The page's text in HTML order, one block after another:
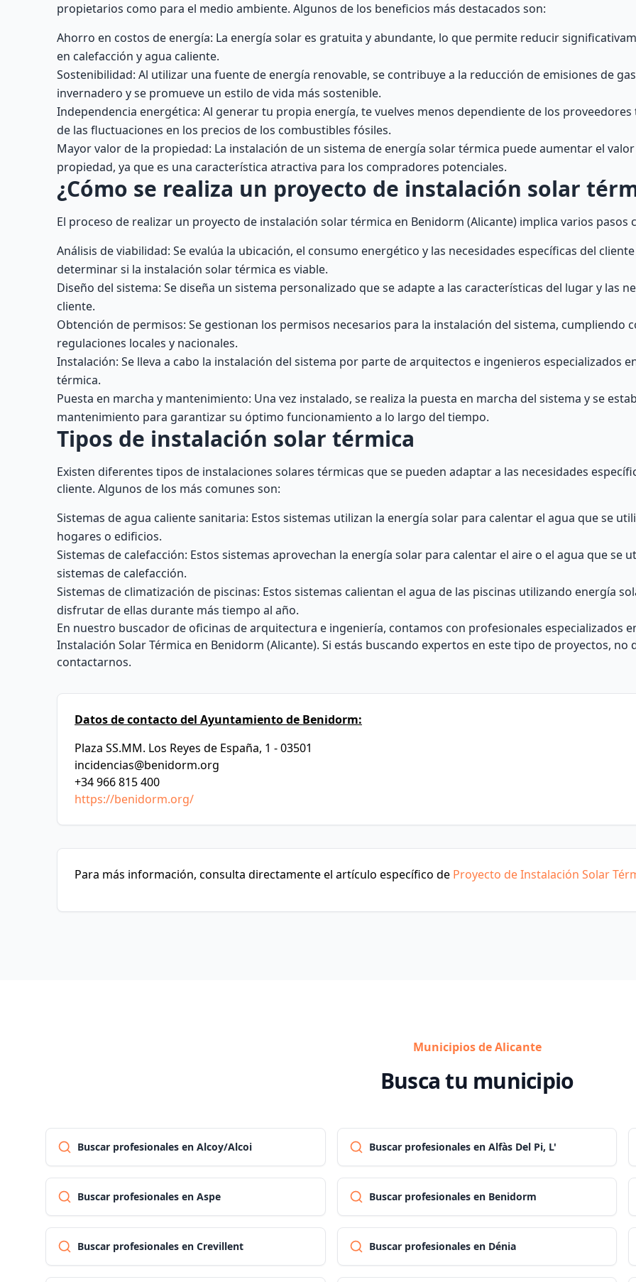
propietarios como para el medio ambiente. Algunos de los beneficios más destacados son:
Ahorro en costos de energía: La energía solar es gratuita y abundante, lo que permite reducir
en calefacción y agua caliente.
Sostenibilidad: Al utilizar una fuente de energía renovable, se contribuye a la reducción de emisiones de
invernadero y se promueve un estilo de vida más sostenible.
Independencia energética: Al generar tu propia energía, te vuelves menos dependiente de los
de las fluctuaciones en los precios de los combustibles fósiles.
Mayor valor de la propiedad: La instalación de un sistema de energía solar térmica puede aumentar el
propiedad, ya que es una característica atractiva para los compradores potenciales.
¿Cómo se realiza un proyecto de instalación solar
El proceso de realizar un proyecto de instalación solar térmica en Benidorm (Alicante) implica varios pasos
Análisis de viabilidad: Se evalúa la ubicación, el consumo energético y las necesidades específicas del
determinar si la instalación solar térmica es viable.
Diseño del sistema: Se diseña un sistema personalizado que se adapte a las características del lugar y las
cliente.
Obtención de permisos: Se gestionan los permisos necesarios para la instalación del sistema, cumpliendo
regulaciones locales y nacionales.
Instalación: Se lleva a cabo la instalación del sistema por parte de arquitectos e ingenieros especializados
térmica.
Puesta en marcha y mantenimiento: Una vez instalado, se realiza la puesta en marcha del sistema y se
mantenimiento para garantizar su óptimo funcionamiento a lo largo del tiempo.
Tipos de instalación solar térmica
Existen diferentes tipos de instalaciones solares térmicas que se pueden adaptar a las necesidades
cliente. Algunos de los más comunes son:
Sistemas de agua caliente sanitaria: Estos sistemas utilizan la energía solar para calentar el agua que se
hogares o edificios.
Sistemas de calefacción: Estos sistemas aprovechan la energía solar para calentar el aire o el agua que se
sistemas de calefacción.
Sistemas de climatización de piscinas: Estos sistemas calientan el agua de las piscinas utilizando energía
disfrutar de ellas durante más tiempo al año.
En nuestro buscador de oficinas de arquitectura e ingeniería, contamos con profesionales especializados
Instalación Solar Térmica en Benidorm (Alicante). Si estás buscando expertos en este tipo de proyectos, no
contactarnos.
Datos de contacto del Ayuntamiento de Benidorm:
Plaza SS.MM. Los Reyes de España, 1 - 03501
incidencias@benidorm.org
+34 966 815 400
https://benidorm.org/
Para más información, consulta directamente el artículo específico de Proyecto de Instalación Solar
Municipios de Alicante
Busca tu municipio
Buscar profesionales en Alcoy/Alcoi Buscar profesionales en Alfàs Del Pi, L'
Buscar profesionales en Aspe Buscar profesionales en Benidorm
Buscar profesionales en Crevillent Buscar profesionales en Dénia